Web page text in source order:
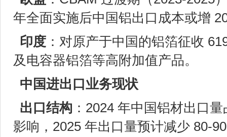
年全面实施后中国铝出口成本或增
印度 ：对原产于中国的铝箔征收
及电容器铝箔等高附加值产品。
中国进出口业务现状
出口结构 ：2024 年中国铝材出口
影响，2025 年出口量预计减少 80-